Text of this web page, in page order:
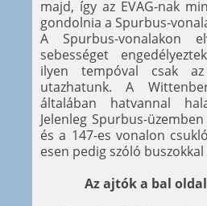
majd, így az EVAG-nak
gondolnia a Spurbus-
A Spurbus-vonalakon
sebességet
ilyen tempóval csak az
utazhatunk. A
általában hatvannal
Jelenleg Spurbus-
és a 147-es vonalon
esen pedig szóló
Az ajtók a bal